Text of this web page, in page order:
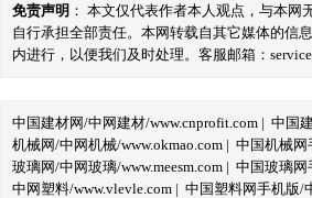
免责声明 ： 本文仅代表作者本人观点，与本
自行承担全部责任。本网转载自其它媒体的信
内进行，以便我们及时处理。客服邮箱：
中国建材网/中网建材/www.cnprofit.com | 中国
机械网/中网机械/www.okmao.com | 中国机械网
玻璃网/中网玻璃/www.meesm.com | 中国玻璃网
中网塑料/www.vlevle.com | 中国塑料网手机版/